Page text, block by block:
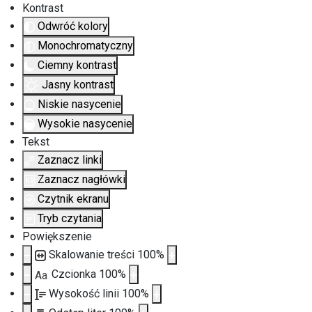
Kontrast
Odwróć kolory
Monochromatyczny
Ciemny kontrast
Jasny kontrast
Niskie nasycenie
Wysokie nasycenie
Tekst
Zaznacz linki
Zaznacz nagłówki
Czytnik ekranu
Tryb czytania
Powiększenie
Skalowanie treści 100%
Aa Czcionka 100%
Wysokość linii 100%